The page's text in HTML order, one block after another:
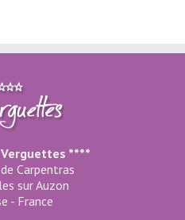
****
Carpentras
sur Auzon
- France